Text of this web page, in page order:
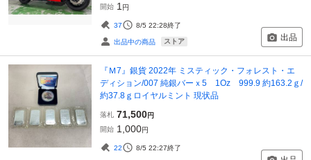
開始 1 円
37 8/5 22:28終了
出品中の商品 ストア 出品
『Ｍ7』銀貨 2022年 ミスティック・フォレスト・エ
ディション/007 純銀バーｘ5 1Oz 999.9 約163.2ｇ/
約37.8ｇロイヤルミント 現状品
落札 71,500円
開始 1,000円
22 8/5 22:27終了